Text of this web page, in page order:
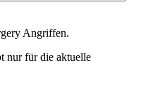
Angriffen.
nur für die aktuelle